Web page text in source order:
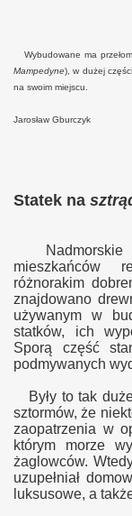
Wybudowane ma
Mampedyne), w dużej
na swoim miejscu.
Jarosław Gburczyk
Statek na sztrą
Nadmorskie
mieszkańców
różnorakim
znajdowano
używanym w
statków, ich
Sporą część
podmywanych
Były to tak
sztormów, że
zaopatrzenia w
którym morze
żaglowców.
uzupełniał
luksusowe, a